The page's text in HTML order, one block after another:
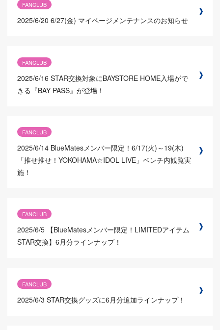
FANCLUB
2025/6/20 6/27(金) マイページメンテナンスのお知らせ
FANCLUB
2025/6/16 STAR交換対象にBAYSTORE HOME入場がで
きる『BAY PASS』が登場！
FANCLUB
2025/6/14 BlueMatesメンバー限定！6/17(火)～19(木)
「推せ推せ！YOKOHAMA☆IDOL LIVE」ベンチ内観覧実
施！
FANCLUB
2025/6/5 【BlueMatesメンバー限定！LIMITEDアイテム
STAR交換】6月分ラインナップ！
FANCLUB
2025/6/3 STAR交換グッズに6月分追加ラインナップ！